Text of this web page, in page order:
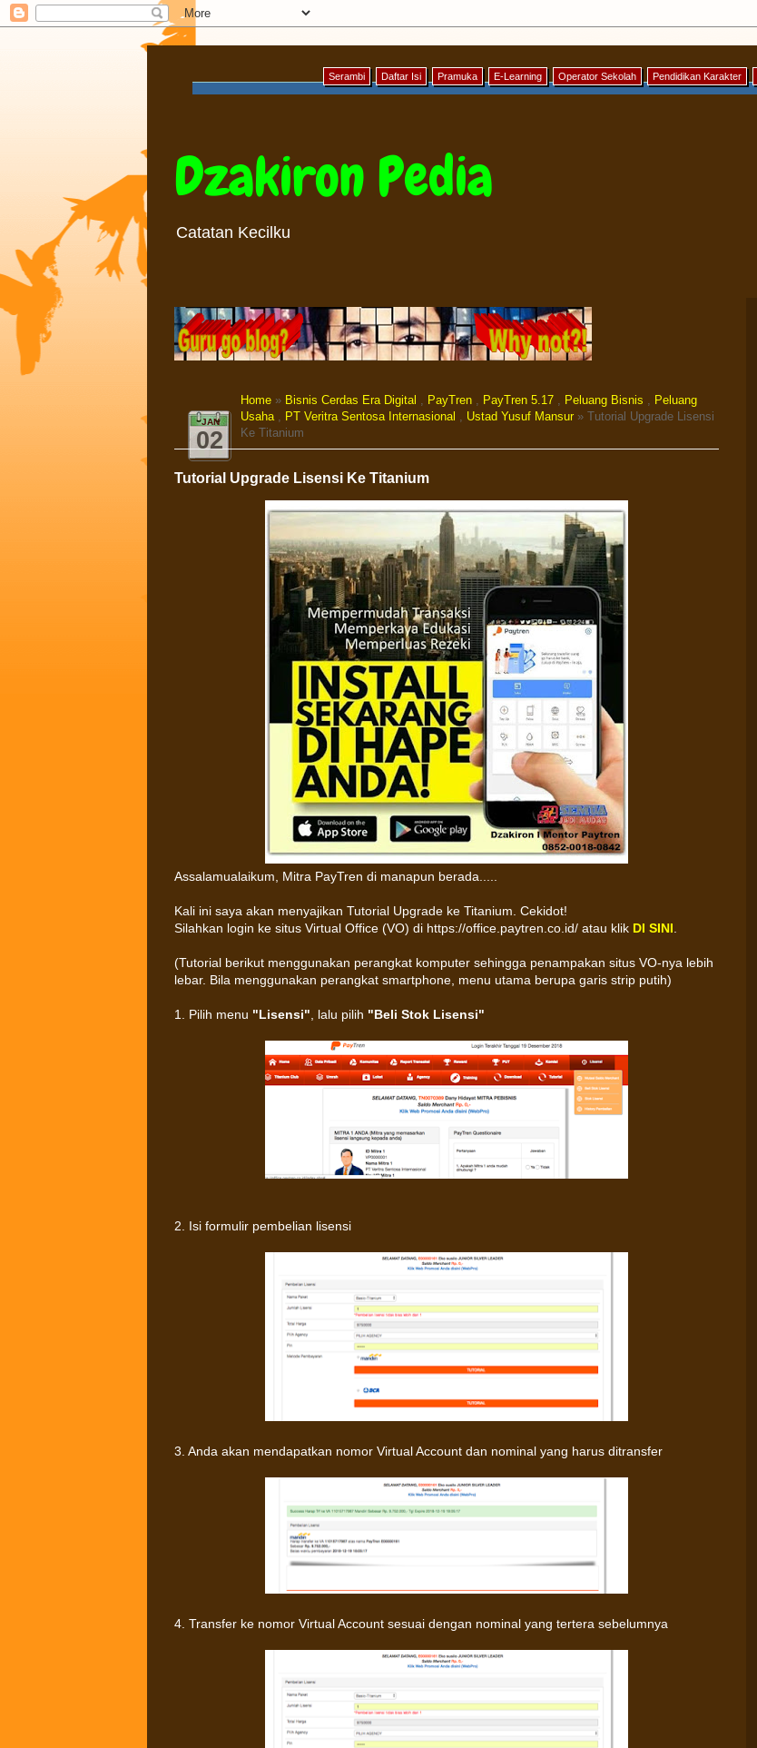
Serambi Daftar Isi Pramuka E-Learning Operator Sekolah Pendidikan Karakter
Dzakiron Pedia
Catatan Kecilku
JAN
02
Home » Bisnis Cerdas Era Digital , PayTren , PayTren 5.17 , Peluang Bisnis , Peluang
Usaha, PT Veritra Sentosa Internasional , Ustad Yusuf Mansur » Tutorial Upgrade Lisensi
Ke Titanium
Tutorial Upgrade Lisensi Ke Titanium
Assalamualaikum, Mitra PayTren di manapun berada.....
Kali ini saya akan menyajikan Tutorial Upgrade ke Titanium. Cekidot!
Silahkan login ke situs Virtual Office (VO) di https://office.paytren.co.id/ atau klik DI SINI
(Tutorial berikut menggunakan perangkat komputer sehingga penampakan situs VO-nya lebih
lebar. Bila menggunakan perangkat smartphone, menu utama berupa garis strip putih)
1. Pilih menu "Lisensi" , lalu pilih "Beli Stok Lisensi"
2. Isi formulir pembelian lisensi
3. Anda akan mendapatkan nomor Virtual Account dan nominal yang harus ditransfer
4. Transfer ke nomor Virtual Account sesuai dengan nominal yang tertera sebelumnya